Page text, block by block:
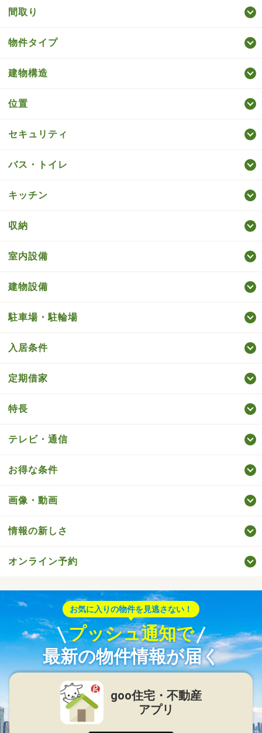
間取り
物件タイプ
建物構造
位置
セキュリティ
バス・トイレ
キッチン
収納
室内設備
建物設備
駐車場・駐輪場
入居条件
定期借家
特長
テレビ・通信
お得な条件
画像・動画
情報の新しさ
オンライン予約
お気に入りの物件を見逃さない！
プッシュ通知で
最新の物件情報が届く
goo住宅・不動産
アプリ